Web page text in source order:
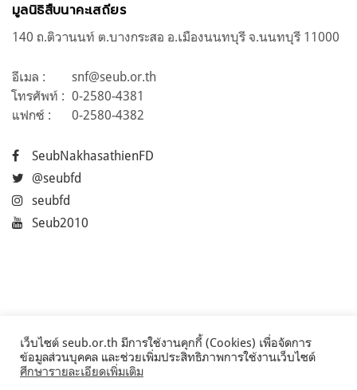
มูลนิธิสืบนาคะเสถียร
140 ถ.ติวานนท์ ต.บางกระสอ อ.เมืองนนทบุรี จ.นนทบุรี 11000
อีเมล :
snf@seub.or.th
โทรศัพท์ : 0-2580-4381
แฟกซ์ :
0-2580-4382
SeubNakhasathienFD
@seubfd
seubfd
Seub2010
เว็บไซต์ seub.or.th มีการใช้งานคุกกี้ (Cookies) เพื่อจัดการ
ข้อมูลส่วนบุคคล และช่วยเพิ่มประสิทธิภาพการใช้งานเว็บไซต์
ศึกษารายละเอียดเพิ่มเติม